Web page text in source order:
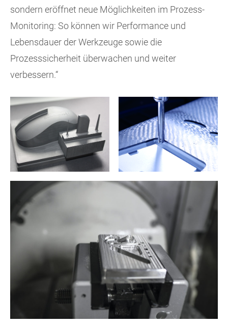
sondern eröffnet neue Möglichkeiten im Prozess-
Monitoring: So können wir Performance und
Lebensdauer der Werkzeuge sowie die
Prozesssicherheit überwachen und weiter
verbessern.“